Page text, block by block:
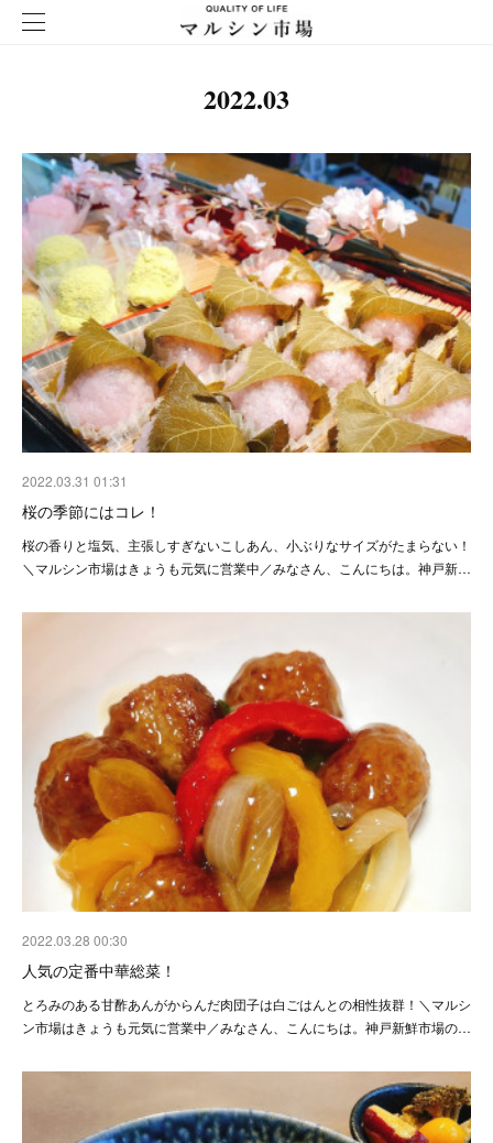
2022.03
2022.03.31 01:31
桜の季節にはコレ！
桜の香りと塩気、主張しすぎないこしあん、小ぶりなサイズがたまらない！
＼マルシン市場はきょうも元気に営業中／みなさん、こんにちは。神戸新…
2022.03.28 00:30
人気の定番中華総菜！
とろみのある甘酢あんがからんだ肉団子は白ごはんとの相性抜群！＼マルシ
ン市場はきょうも元気に営業中／みなさん、こんにちは。神戸新鮮市場の…